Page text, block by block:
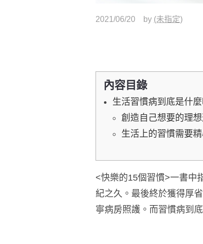
2021/06/20 by (未指定)
內容目錄
生活習慣病到底是什麼
創造自己想要的理
生活上的習慣需要
<快樂的15個習慣>一書中
紀之久。最後終於獲得厚
寧病房照護。而習慣病到